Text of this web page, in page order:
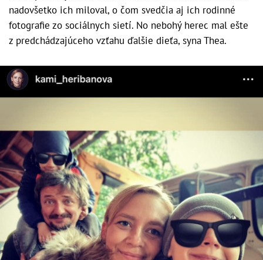
nadovšetko ich miloval, o čom svedčia aj ich rodinné
fotografie zo sociálnych sietí. No nebohý herec mal ešte
z predchádzajúceho vzťahu ďalšie dieťa, syna Thea.